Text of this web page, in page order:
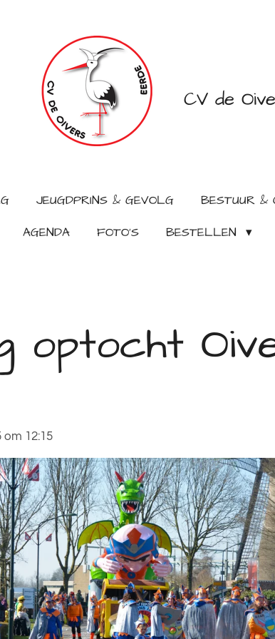
CV de
JEUGDPRINS & GEVOLG BESTUUR &
AGENDA
FOTO'S BESTELLEN
optocht
om 12:15